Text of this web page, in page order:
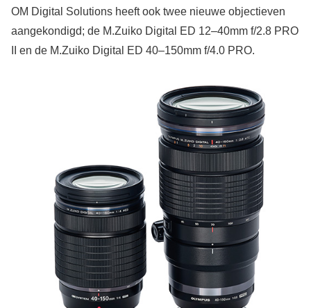
OM Digital Solutions heeft ook twee nieuwe objectieven
aangekondigd; de M.Zuiko Digital ED 12–40mm f/2.8 PRO
II en de M.Zuiko Digital ED 40–150mm f/4.0 PRO.